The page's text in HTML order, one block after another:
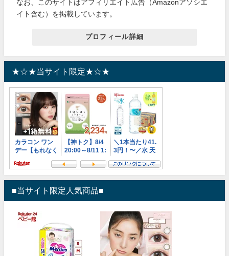
なお、このサイトはアフィリエイト広告（Amazonアソシエ
イト含む）を掲載しています。
プロフィール詳細
★☆★当サイト限定★☆★
■当サイト限定人気商品■